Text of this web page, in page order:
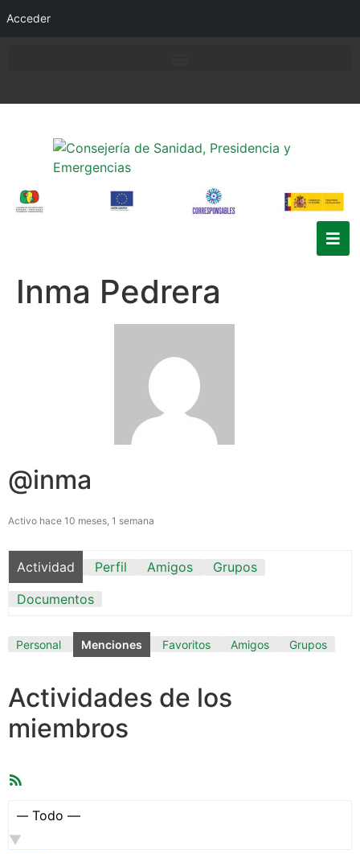
Acceder
Inma Pedrera
@inma
Activo hace 10 meses, 1 semana
Actividad Perfil Amigos
Grupos
Documentos
Personal Menciones Favoritos Amigos Grupos
Actividades de los
miembros
Mostrar: